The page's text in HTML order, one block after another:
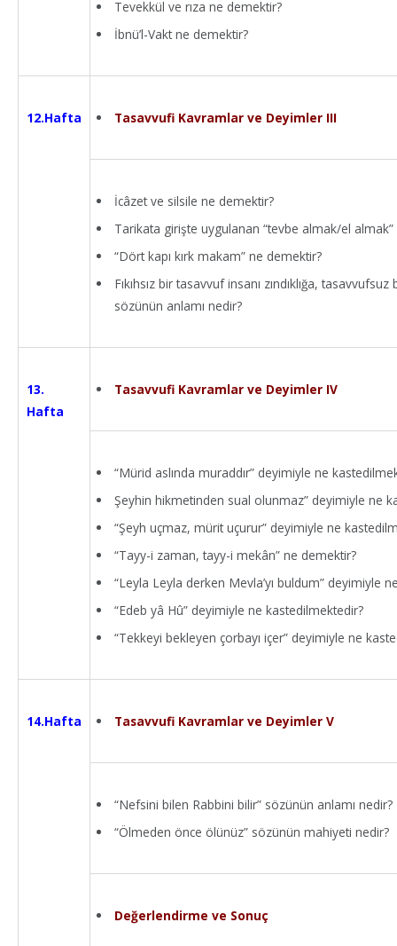
Tevekkül ve rıza ne demektir?
İbnü’l-Vakt ne demektir?
12.Hafta Tasavvufi Kavramlar ve Deyimler III
İcâzet ve silsile ne demektir?
Tarikata girişte uygulanan “tevbe almak/el
“Dört kapı kırk makam” ne demektir?
Fıkıhsız bir tasavvuf insanı zındıklığa, tasavvufsuz
sözünün anlamı nedir?
13.
Hafta
Tasavvufi Kavramlar ve Deyimler IV
“Mürid aslında muraddır” deyimiyle ne
Şeyhin hikmetinden sual olunmaz” deyimiyle ne
“Şeyh uçmaz, mürit uçurur” deyimiyle ne
“Tayy-i zaman, tayy-i mekân” ne demektir?
“Leyla Leyla derken Mevla’yı buldum” deyimiyle
“Edeb yâ Hû” deyimiyle ne kastedilmektedir?
“Tekkeyi bekleyen çorbayı içer” deyimiyle ne
14.Hafta Tasavvufi Kavramlar ve Deyimler V
“Nefsini bilen Rabbini bilir” sözünün anlamı nedir?
“Ölmeden önce ölünüz” sözünün mahiyeti nedir?
Değerlendirme ve Sonuç